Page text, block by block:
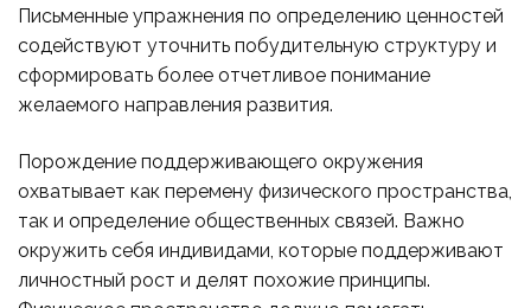
Письменные упражнения по определению ценностей
содействуют уточнить побудительную структуру и
сформировать более отчетливое понимание
желаемого направления развития.
Порождение поддерживающего окружения
охватывает как перемену физического пространства,
так и определение общественных связей. Важно
окружить себя индивидами, которые поддерживают
личностный рост и делят похожие принципы.